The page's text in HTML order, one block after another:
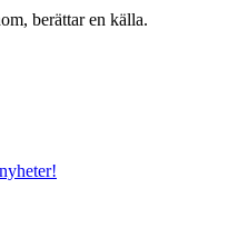
berättar en källa.